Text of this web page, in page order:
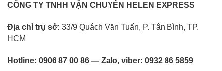
CÔNG TY TNHH VẬN CHUYỂN HELEN EXPRESS
Địa chỉ trụ sở: 33/9 Quách Văn Tuấn, P. Tân Bình, TP.
HCM
Hotline: 0906 87 00 86 — Zalo, viber: 0932 86 5859